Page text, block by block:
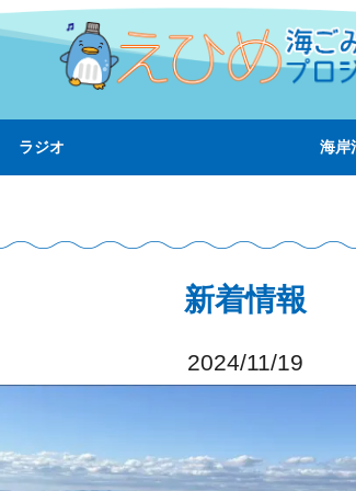
ラジオ 海岸
新着情報
2024/11/19